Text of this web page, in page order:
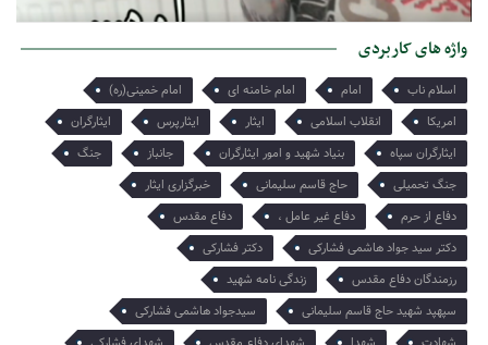
میبینی و از دلتنگی هایش آگاهی…
واژه های کاربردی
اسلام ناب امام امام خامنه ای
امام خمینی(ره)
امریکا
انقلاب اسلامی ایثار ایثارپرس
ایثارگران
ایثارگران سپاه
بنیاد شهید و امور ایثارگران جانباز
جنگ
جنگ تحمیلی
حاج قاسم سلیمانی
خبرگزاری ایثار
دفاع از حرم
دفاع غیر عامل ،
دفاع مقدس
دکتر سید جواد هاشمی فشارکی
دکتر فشارکی
رزمندگان دفاع مقدس
زندگی نامه شهید
سپهپد شهید حاج قاسم سلیمانی
سیدجواد هاشمی فشارکی